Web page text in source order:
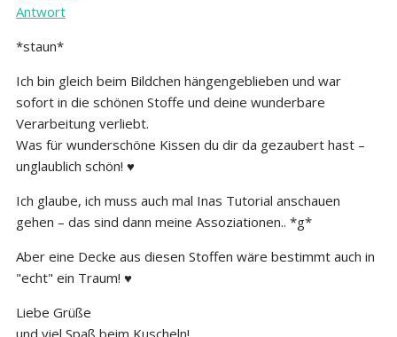
Antwort
*staun*
Ich bin gleich beim Bildchen hängengeblieben und war
sofort in die schönen Stoffe und deine wunderbare
Verarbeitung verliebt.
Was für wunderschöne Kissen du dir da gezaubert hast –
unglaublich schön! ♥
Ich glaube, ich muss auch mal Inas Tutorial anschauen
gehen – das sind dann meine Assoziationen.. *g*
Aber eine Decke aus diesen Stoffen wäre bestimmt auch in
"echt" ein Traum! ♥
Liebe Grüße
und viel Spaß beim Kuscheln!